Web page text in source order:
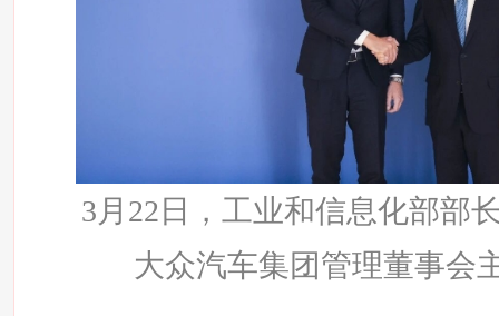
3月22日，工业和信息化部部
大众汽车集团管理董事会